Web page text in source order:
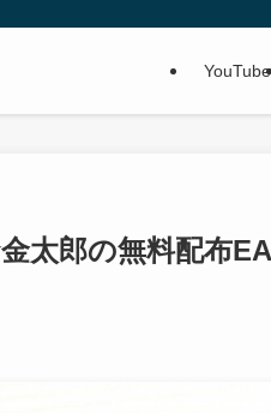
YouTube
太郎の無料配布